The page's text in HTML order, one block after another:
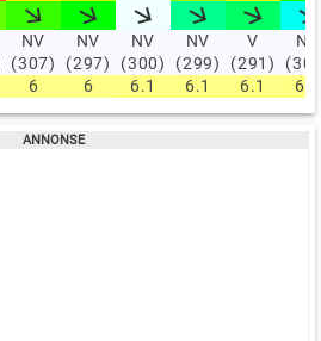
NV
(307)
NV
(297)
NV
(300)
NV
(299)
V
(291)
NV
6 6 6.1 6.1 6.1 6.2